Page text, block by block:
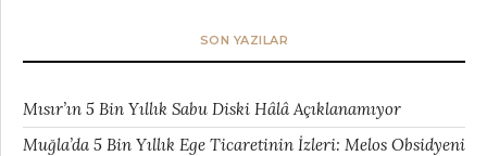
SON YAZILAR
Mısır’ın 5 Bin Yıllık Sabu Diski Hâlâ Açıklanamıyor
Muğla’da 5 Bin Yıllık Ege Ticaretinin İzleri: Melos Obsidyeni